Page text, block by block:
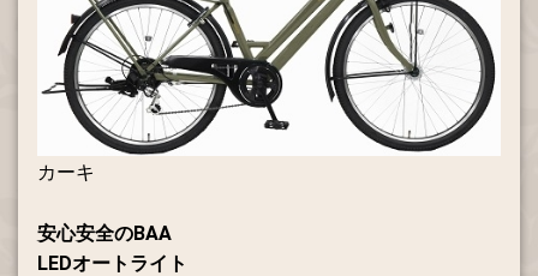
カーキ
安心安全のBAA
LEDオートライト